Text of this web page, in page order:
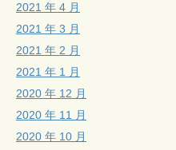
2021 年 4 月
2021 年 3 月
2021 年 2 月
2021 年 1 月
2020 年 12 月
2020 年 11 月
2020 年 10 月